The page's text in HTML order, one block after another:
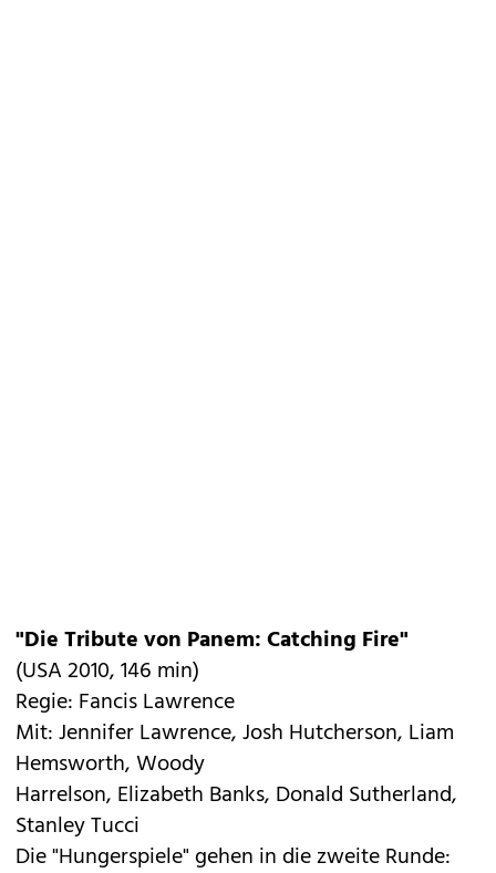
"Die Tribute von Panem: Catching Fire"
(USA 2010, 146 min)
Regie: Fancis Lawrence
Mit: Jennifer Lawrence, Josh Hutcherson, Liam
Hemsworth, Woody
Harrelson, Elizabeth Banks, Donald Sutherland,
Stanley Tucci
Die "Hungerspiele" gehen in die zweite Runde: